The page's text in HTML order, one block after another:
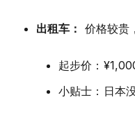
出租车： 价格较贵
起步价：
小贴士：日本